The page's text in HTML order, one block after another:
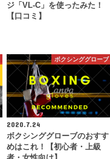
ジ「VL-C」を使ったみた！
【口コミ】
ボクシンググローブ
2020.7.24
ボクシンググローブのおすす
めはこれ！【初心者・上級